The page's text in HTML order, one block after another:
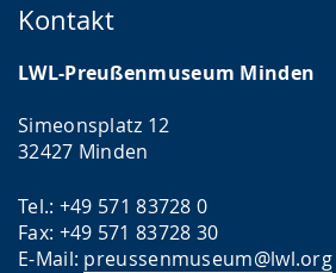
Kontakt
LWL-Preußenmuseum Minden
Simeonsplatz 12
32427 Minden
Tel.: +49 571 83728 0
Fax: +49 571 83728 30
E-Mail: preussenmuseum@lwl.org